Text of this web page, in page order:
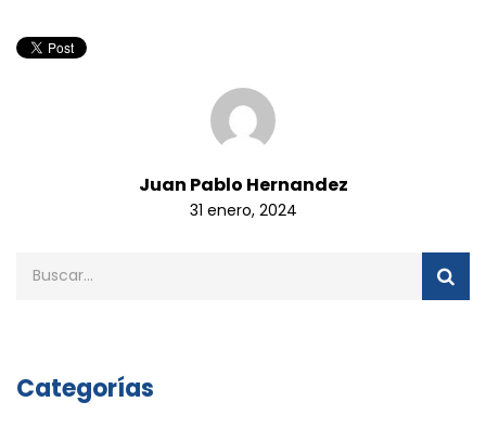
Juan Pablo Hernandez
31 enero, 2024
Categorías